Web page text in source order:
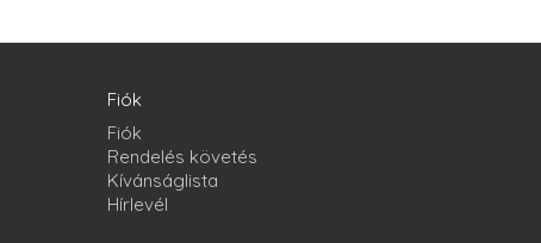
Fiók
Fiók
Rendelés követés
Kívánságlista
Hírlevél